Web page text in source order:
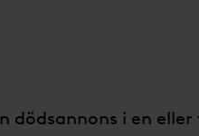
dödsannons i en eller